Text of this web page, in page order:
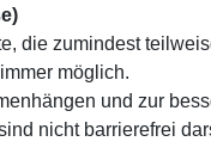
die zumindest
möglich.
und zur
nicht barrierefrei